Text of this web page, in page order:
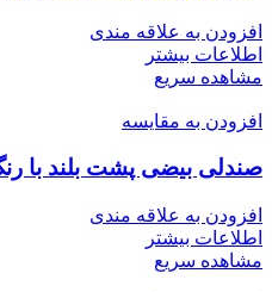
افزودن به علاقه مندی
اطلاعات بیشتر
مشاهده سریع
افزودن به مقایسه
صندلی بیضی پشت بلند با
افزودن به علاقه مندی
اطلاعات بیشتر
مشاهده سریع